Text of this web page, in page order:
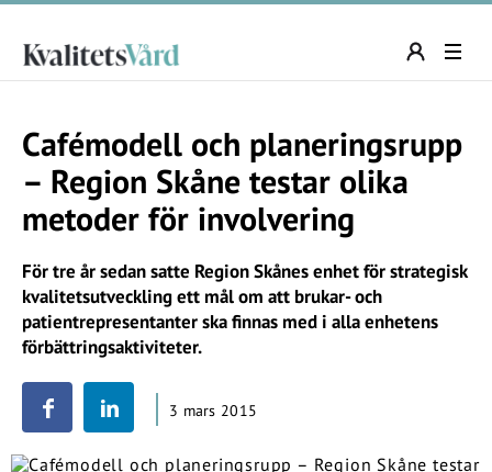
Cafémodell och planeringsrupp
– Region Skåne testar olika
metoder för involvering
För tre år sedan satte Region Skånes enhet för strategisk
kvalitetsutveckling ett mål om att brukar- och
patientrepresentanter ska finnas med i alla enhetens
förbättringsaktiviteter.
3 mars 2015